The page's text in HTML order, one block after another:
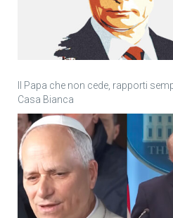
Il Papa che non cede, rapporti
Casa Bianca